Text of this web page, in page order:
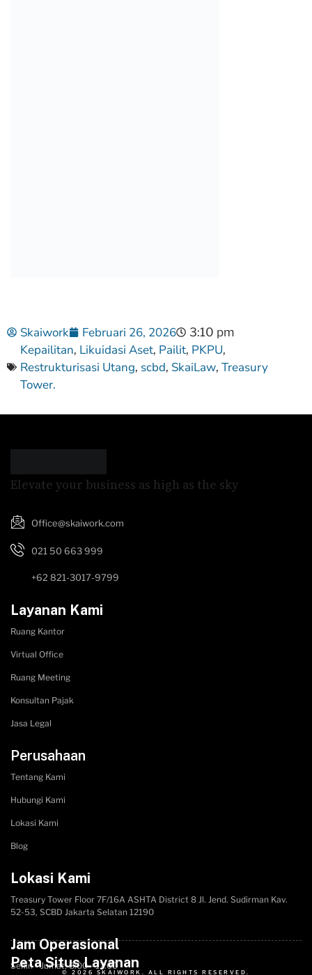
Skaiwork Februari 26, 2026 3:10 pm
Kepailitan, Likuidasi Aset, Pailit, PKPU,
Restrukturisasi Utang, scbd, SkaiLaw, Treasury
Tower.
Elevate your business as high as the sky
Office@skaiwork.com
021 50 663 999
+62 821-3017-9799
Layanan Kami
Ruang Kantor
Virtual Office
Ruang Meeting
Konsultan Pajak
Jasa Legal
Perusahaan
Tentang Kami
Hubungi Kami
Lokasi Kami
Blog
Lokasi Kami
Treasury Tower Floor 7F/16A​ ASHTA District 8 Jl. Jend. Sudirman Kav.
52-53, SCBD Jakarta Selatan 12190
Jam Operasional
Senin - Jumat, 8:00 - 17:00
Peta Situs Layanan
© 2026 SKAIWORK. ALL RIGHTS RESERVED.